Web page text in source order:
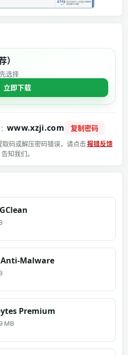
）
选择
立即下载
www.xzji.com 复制密码
码或解压密码错误，请点击报错反馈
告知我们。
Malware
Premium
MB